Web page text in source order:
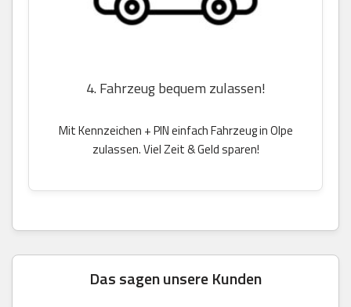
4. Fahrzeug bequem zulassen!
Mit Kennzeichen + PIN einfach Fahrzeug in Olpe
zulassen. Viel Zeit & Geld sparen!
Das sagen unsere Kunden